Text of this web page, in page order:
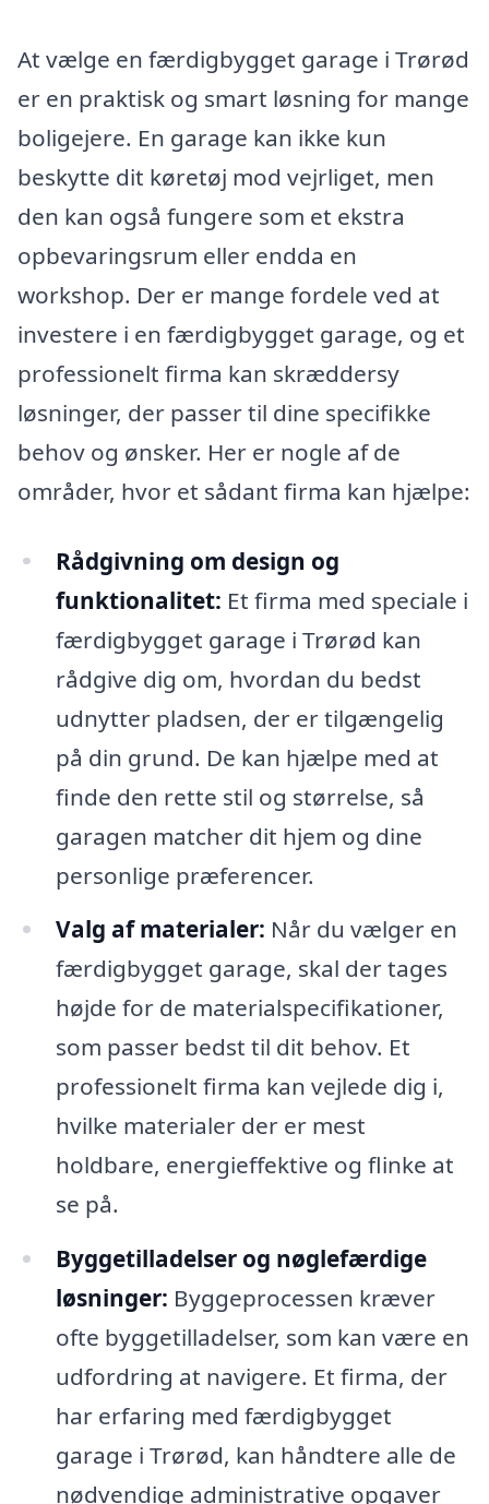
At vælge en færdigbygget garage i Trørød
er en praktisk og smart løsning for mange
boligejere. En garage kan ikke kun
beskytte dit køretøj mod vejrliget, men
den kan også fungere som et ekstra
opbevaringsrum eller endda en
workshop. Der er mange fordele ved at
investere i en færdigbygget garage, og et
professionelt firma kan skræddersy
løsninger, der passer til dine specifikke
behov og ønsker. Her er nogle af de
områder, hvor et sådant firma kan hjælpe:
Rådgivning om design og
funktionalitet: Et firma med speciale i
færdigbygget garage i Trørød kan
rådgive dig om, hvordan du bedst
udnytter pladsen, der er tilgængelig
på din grund. De kan hjælpe med at
finde den rette stil og størrelse, så
garagen matcher dit hjem og dine
personlige præferencer.
Valg af materialer: Når du vælger en
færdigbygget garage, skal der tages
højde for de materialspecifikationer,
som passer bedst til dit behov. Et
professionelt firma kan vejlede dig i,
hvilke materialer der er mest
holdbare, energieffektive og flinke at
se på.
Byggetilladelser og nøglefærdige
løsninger: Byggeprocessen kræver
ofte byggetilladelser, som kan være en
udfordring at navigere. Et firma, der
har erfaring med færdigbygget
garage i Trørød, kan håndtere alle de
nødvendige administrative opgaver